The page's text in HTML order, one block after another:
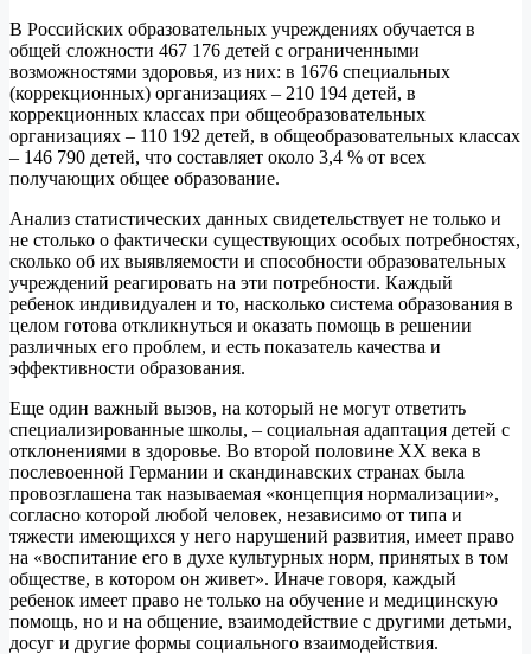
В Российских образовательных учреждениях обучается в
общей сложности 467 176 детей с ограниченными
возможностями здоровья, из них: в 1676 специальных
(коррекционных) организациях – 210 194 детей, в
коррекционных классах при общеобразовательных
организациях – 110 192 детей, в общеобразовательных классах
– 146 790 детей, что составляет около 3,4 % от всех
получающих общее образование.
Анализ статистических данных свидетельствует не только и
не столько о фактически существующих особых потребностях,
сколько об их выявляемости и способности образовательных
учреждений реагировать на эти потребности. Каждый
ребенок индивидуален и то, насколько система образования в
целом готова откликнуться и оказать помощь в решении
различных его проблем, и есть показатель качества и
эффективности образования.
Еще один важный вызов, на который не могут ответить
специализированные школы, – социальная адаптация детей с
отклонениями в здоровье. Во второй половине ХХ века в
послевоенной Германии и скандинавских странах была
провозглашена так называемая «концепция нормализации»,
согласно которой любой человек, независимо от типа и
тяжести имеющихся у него нарушений развития, имеет право
на «воспитание его в духе культурных норм, принятых в том
обществе, в котором он живет». Иначе говоря, каждый
ребенок имеет право не только на обучение и медицинскую
помощь, но и на общение, взаимодействие с другими детьми,
досуг и другие формы социального взаимодействия.